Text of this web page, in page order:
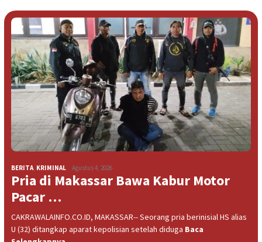
BERITA, KRIMINAL Agustus 4, 2026
Pria di Makassar Bawa Kabur Motor
Pacar …
CAKRAWALAINFO.CO.ID, MAKASSAR-- Seorang pria berinisial HS alias
U (32) ditangkap aparat kepolisian setelah diduga Baca